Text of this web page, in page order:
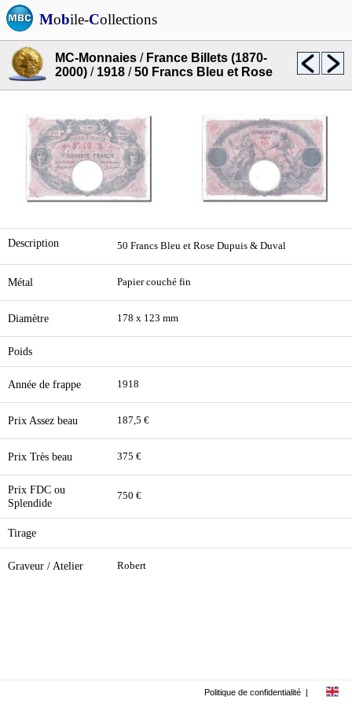
Mobile-Collections
MC-Monnaies / France Billets (1870-
2000) / 1918 /50 Francs Bleu et Rose
Description 50 Francs Bleu et Rose Dupuis & Duval
Métal Papier couché fin
Diamètre 178 x 123 mm
Poids
Année de frappe 1918
Prix Assez beau 187,5 €
Prix Très beau 375 €
Prix FDC ou
Splendide
750 €
Tirage
Graveur / Atelier Robert
Politique de confidentialité |